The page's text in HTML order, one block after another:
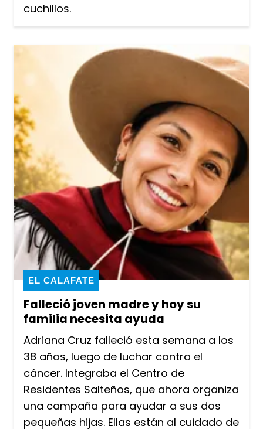
cuchillos.
Falleció joven madre y hoy su
familia necesita ayuda
EL CALAFATE
Adriana Cruz falleció esta semana a los
38 años, luego de luchar contra el
cáncer. Integraba el Centro de
Residentes Salteños, que ahora organiza
una campaña para ayudar a sus dos
pequeñas hijas. Ellas están al cuidado de